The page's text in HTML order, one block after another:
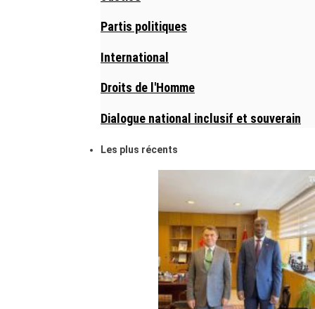
Partis politiques
International
Droits de l'Homme
Dialogue national inclusif et souverain
Les plus récents